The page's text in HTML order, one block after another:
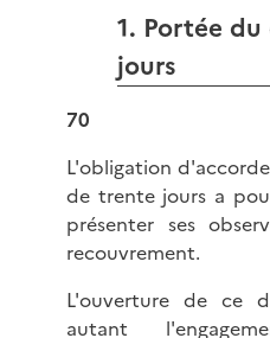
1. Portée
jours
70
L'obligation
de trente jours a
présenter ses
recouvrement.
L'ouverture de ce
autant